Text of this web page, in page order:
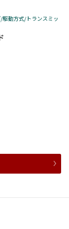
/駆動方式/トランスミッ